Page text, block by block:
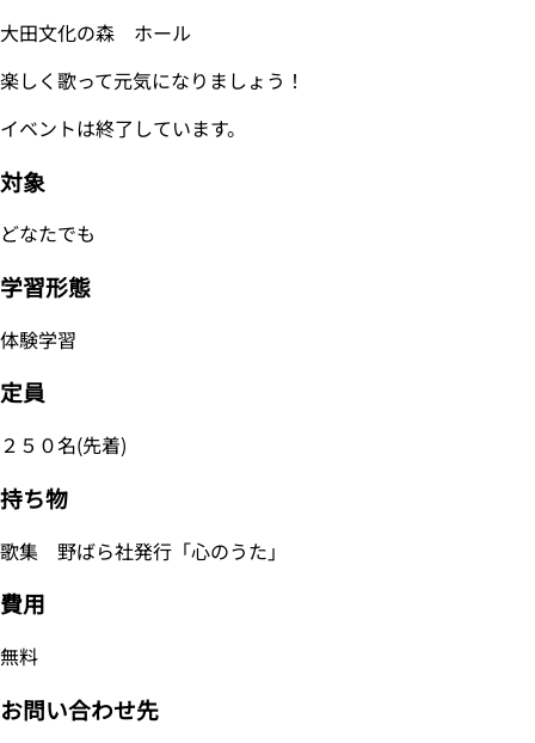
大田文化の森 ホール
楽しく歌って元気になりましょう！
イベントは終了しています。
対象
どなたでも
学習形態
体験学習
定員
２５０名(先着)
持ち物
歌集 野ばら社発行「心のうた」
費用
無料
お問い合わせ先